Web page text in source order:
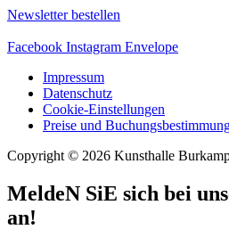
Newsletter bestellen
Facebook Instagram Envelope
Impressum
Datenschutz
Cookie-Einstellungen
Preise und
Copyright © 2026 Kunsthalle
MeldeN SiE sich bei
an!